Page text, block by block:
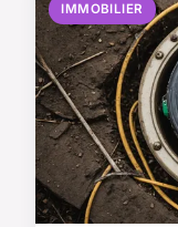
IMMOBILIER